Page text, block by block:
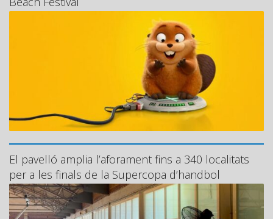
El pavelló amplia l’aforament fins a 340 localitats
per a les finals de la Supercopa d’handbol